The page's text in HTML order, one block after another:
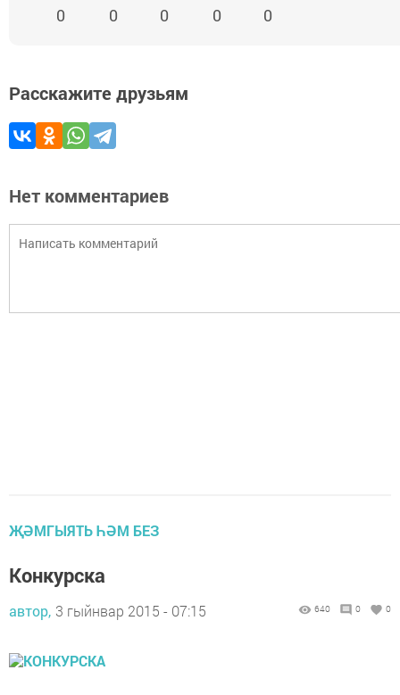
0 0 0 0 0
Расскажите друзьям
Нет комментариев
ҖӘМГЫЯТЬ ҺӘМ БЕЗ
Конкурска
автор, 3 гыйнвар 2015 - 07:15 640 0 0